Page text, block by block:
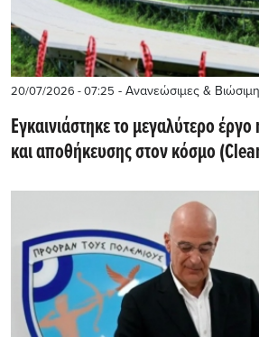
20/07/2026 - 07:25 - Ανανεώσιμες &
Εγκαινιάστηκε το μεγαλύτερο έργο
και αποθήκευσης στον κόσμο